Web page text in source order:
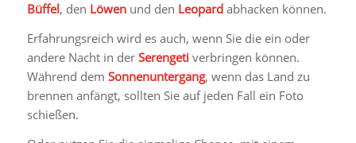
Büffel, den Löwenund den Leopardabhacken können.
Erfahrungsreich wird es auch, wenn Sie die ein oder
andere Nacht in der Serengetiverbringen können.
Während dem Sonnenuntergang, wenn das Land zu
brennen anfängt, sollten Sie auf jeden Fall ein Foto
schießen.